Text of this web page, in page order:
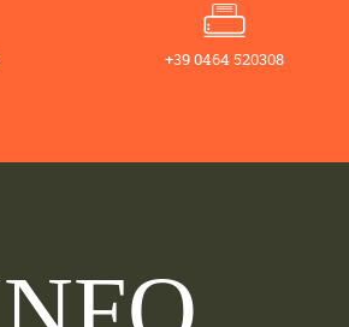
+39 0464 520308